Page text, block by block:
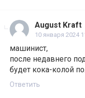
August Kraft
10 января 2024
машинист,
после недавнего
будет кока-колой
Ответить